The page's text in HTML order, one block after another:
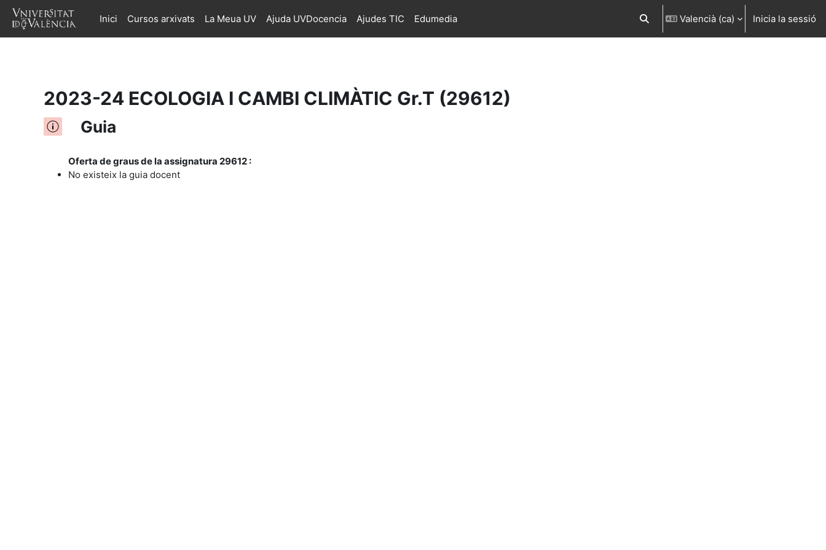
Ves al contingut principalInici Cursos arxivats La Meua UV Ajuda UVDocencia Ajudes TIC Edumedia Commuta l'entrada de la cerca
Valencià ‎(ca)‎ Inicia la sessió
2023-24 ECOLOGIA I CAMBI CLIMÀTIC Gr.T (29612)
Guia
Oferta de graus de la assignatura 29612 :
No existeix la guia docent